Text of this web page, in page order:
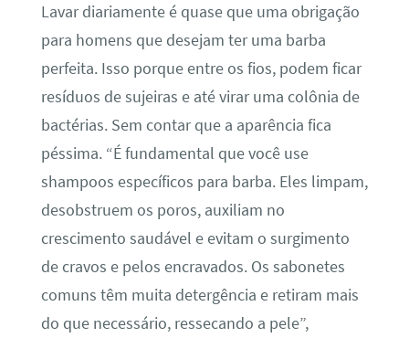
Lavar diariamente é quase que uma obrigação
para homens que desejam ter uma barba
perfeita. Isso porque entre os fios, podem ficar
resíduos de sujeiras e até virar uma colônia de
bactérias. Sem contar que a aparência fica
péssima. “É fundamental que você use
shampoos específicos para barba. Eles limpam,
desobstruem os poros, auxiliam no
crescimento saudável e evitam o surgimento
de cravos e pelos encravados. Os sabonetes
comuns têm muita detergência e retiram mais
do que necessário, ressecando a pele”,